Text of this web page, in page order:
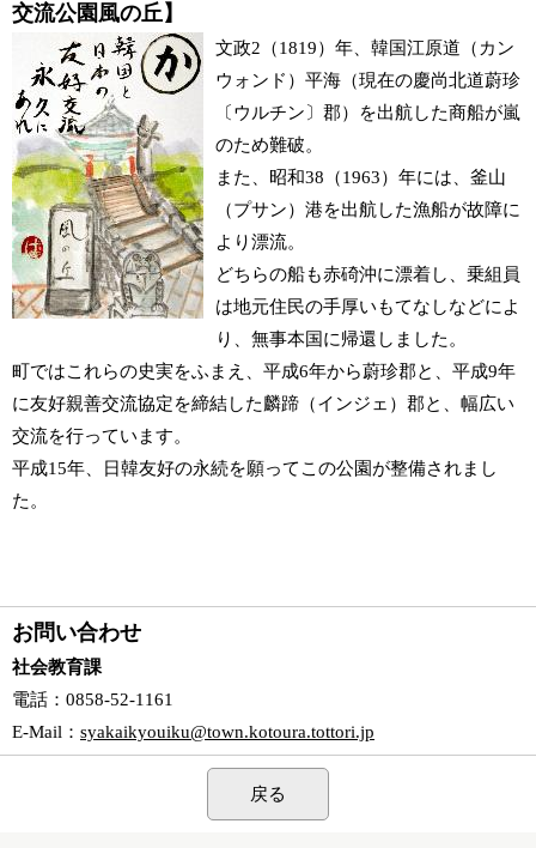
交流公園風の丘】
文政2（1819）年、韓国江原道（カン
ウォンド）平海（現在の慶尚北道蔚珍
〔ウルチン〕郡）を出航した商船が嵐
のため難破。
また、昭和38（1963）年には、釜山
（プサン）港を出航した漁船が故障に
より漂流。
どちらの船も赤碕沖に漂着し、乗組員
は地元住民の手厚いもてなしなどによ
り、無事本国に帰還しました。
町ではこれらの史実をふまえ、平成6年から蔚珍郡と、平成9年
に友好親善交流協定を締結した麟蹄（インジェ）郡と、幅広い
交流を行っています。
平成15年、日韓友好の永続を願ってこの公園が整備されまし
た。
お問い合わせ
社会教育課
電話 ：0858-52-1161
E-Mail ： syakaikyouiku@town.kotoura.tottori.jp
戻る